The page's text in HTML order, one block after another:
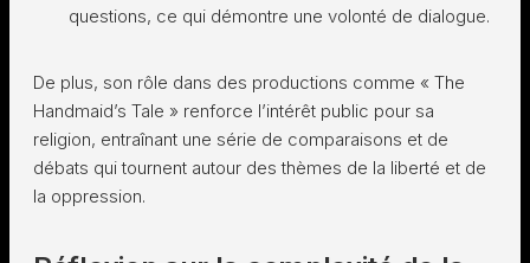
questions, ce qui démontre une volonté de dialogue.
De plus, son rôle dans des productions comme « The
Handmaid’s Tale » renforce l’intérêt public pour sa
religion, entraînant une série de comparaisons et de
débats qui tournent autour des thèmes de la liberté et de
la oppression.